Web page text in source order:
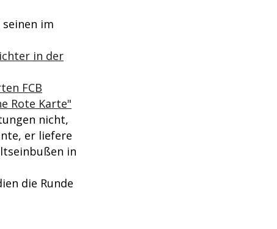
im
in der
FCB
Rote Karte"
nicht,
er liefere
in
die Runde